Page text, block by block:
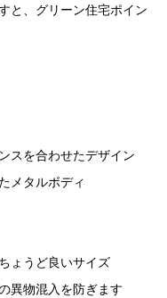
と、グリーン住宅ポイン
スを合わせたデザイン
メタルボディ
ょうど良いサイズ
異物混入を防ぎます